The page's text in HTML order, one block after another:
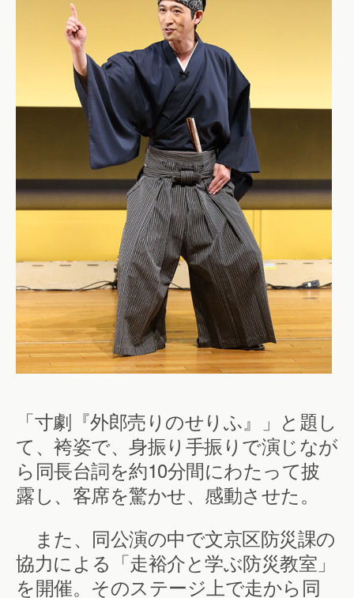
「寸劇『外郎売りのせりふ』」と題し
て、袴姿で、身振り手振りで演じなが
ら同長台詞を約10分間にわたって披
露し、客席を驚かせ、感動させた。
また、同公演の中で文京区防災課の
協力による「走裕介と学ぶ防災教室」
を開催。そのステージ上で走から同